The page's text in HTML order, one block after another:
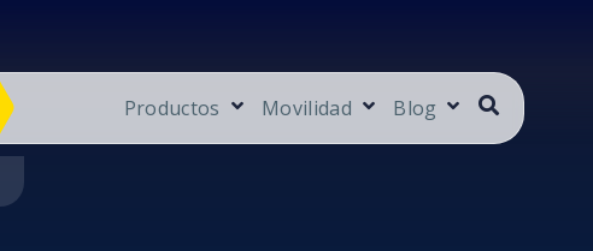
Productos Movilidad Blog